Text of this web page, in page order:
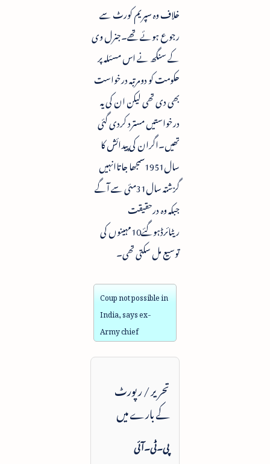
خلاف وہ سپریم کورٹ سے
رجوع ہوئے تھے۔جنرل وی
کے سنگھ نے اس مسئلہ پر
حکومت کو دومرتبہ درخواست
بھی دی تھی لیکن ان کی یہ
درخواستیں مسترد کردی گئی
تھیں۔اگران کی پیدائش کا
سال1951سمجھا جاتاانہیں
گزشتہ سال31مئی سے آگے
جبکہ وہ درحقیقت
ریٹائرڈہوگئے10مہینوں کی
توسیع مل سکتی تھی۔
Coup not possible in
India, says ex-
Army chief
تحریر / رپورٹ
کے بارے میں
پی۔ٹی۔آئی